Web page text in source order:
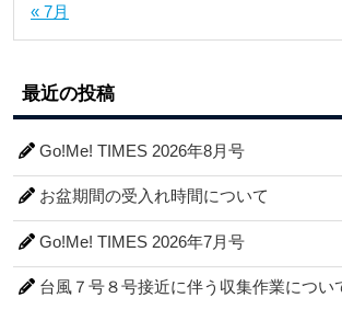
« 7月
最近の投稿
Go!Me! TIMES 2026年8月号
お盆期間の受入れ時間について
Go!Me! TIMES 2026年7月号
台風７号８号接近に伴う収集作業につい